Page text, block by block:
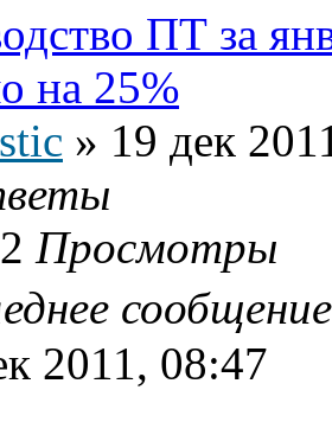
ПТ за
на 25%
» 19 дек
Просмотры
2011, 08:47